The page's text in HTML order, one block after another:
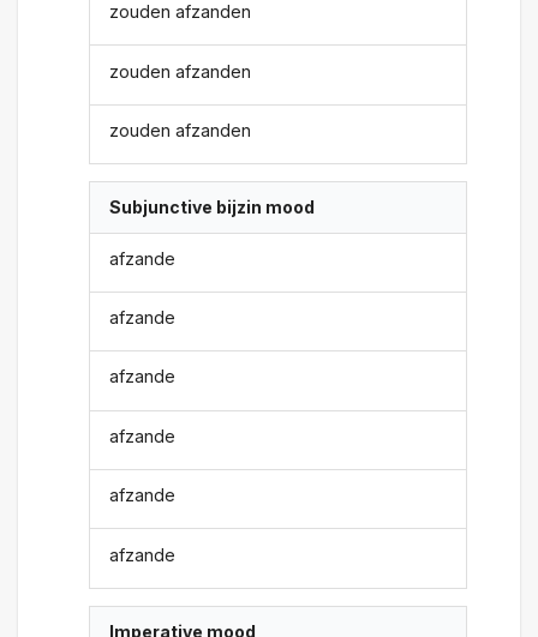
zouden afzanden
zouden afzanden
zouden afzanden
Subjunctive bijzin mood
afzande
afzande
afzande
afzande
afzande
afzande
Imperative mood